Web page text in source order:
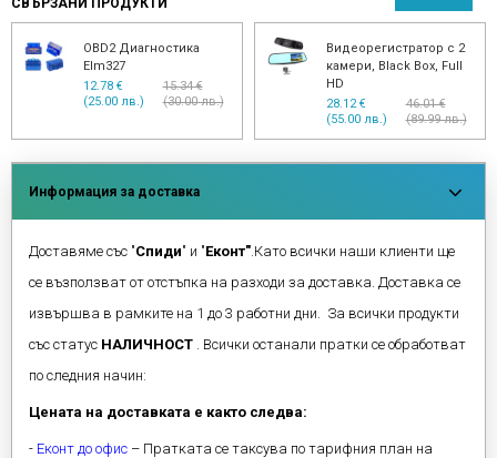
СВЪРЗАНИ ПРОДУКТИ
OBD2 Диагностика
Elm327
12.78 €
(25.00 лв.)
15.34 €
(30.00 лв.)
Видеорегистратор с 2
камери, Black Box, Full
HD
28.12 €
(55.00 лв.)
46.01 €
(89.99 лв.)
Информация за доставка
Доставяме със "Спиди" и "Еконт".Като всички наши клиенти ще
се възползват от отстъпка на разходи за доставка. Доставка се
извършва в рамките на 1 до 3 работни дни. За всички продукти
със статус НАЛИЧНОСТ . Всички останали пратки се обработват
по следния начин:
Цената на доставката е както следва:
- Еконт до офис – Пратката се таксува по тарифния план на